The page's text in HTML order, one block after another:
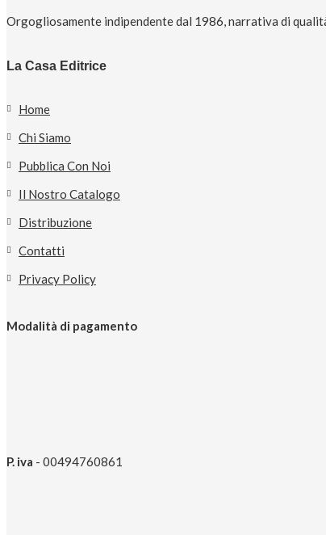
Orgogliosamente indipendente dal 1986, narrativa di
La Casa Editrice
Home
Chi Siamo
Pubblica Con Noi
Il Nostro Catalogo
Distribuzione
Contatti
Privacy Policy
Modalità di pagamento
P. iva - 00494760861